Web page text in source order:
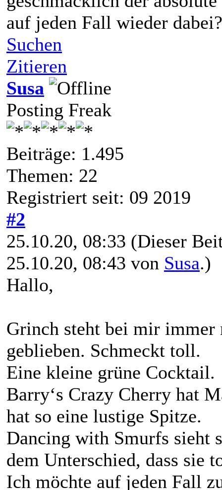
auf jeden Fall wieder dabei?
Suchen
Zitieren
Susa
Posting Freak
Beiträge: 1.495
Themen: 22
Registriert seit: 09 2019
#2
25.10.20, 08:33 (Dieser
25.10.20, 08:43 von Susa.)
Hallo,
Grinch steht bei mir
geblieben. Schmeckt toll.
Eine kleine grüne Cocktail.
Barry‘s Crazy Cherry hat
hat so eine lustige Spitze.
Dancing with Smurfs sieht
dem Unterschied, dass sie
Ich möchte auf jeden Fall